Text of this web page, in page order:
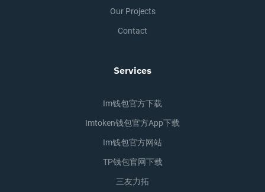
Our Projects
Contact
Services
Im钱包官方下载
Imtoken钱包官方app下载
Im钱包官方网站
TP钱包官网下载
三友力拓